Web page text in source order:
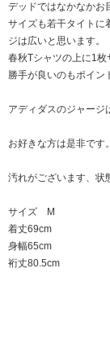
デッドではなかなかお
サイズも若干タイトに
ジは広いと思います。
春秋Tシャツの上に1
勝手が良いのもポイン
アディダスのジャージ
お好きな方は是非です。
汚れがございます、状
サイズ M
着丈69cm
身幅65cm
裄丈80.5cm